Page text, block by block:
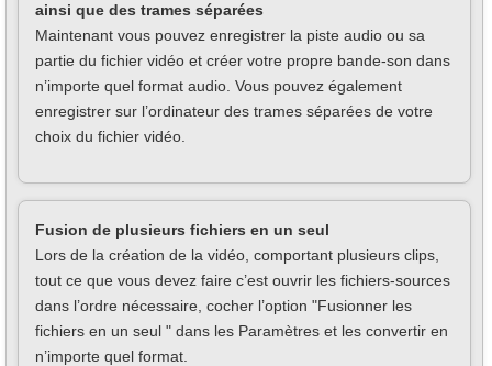
ainsi que des trames séparées
Maintenant vous pouvez enregistrer la piste audio ou sa
partie du fichier vidéo et créer votre propre bande-son dans
n’importe quel format audio. Vous pouvez également
enregistrer sur l’ordinateur des trames séparées de votre
choix du fichier vidéo.
Fusion de plusieurs fichiers en un seul
Lors de la création de la vidéo, comportant plusieurs clips,
tout ce que vous devez faire c’est ouvrir les fichiers-sources
dans l’ordre nécessaire, cocher l’option "Fusionner les
fichiers en un seul " dans les Paramètres et les convertir en
n’importe quel format.